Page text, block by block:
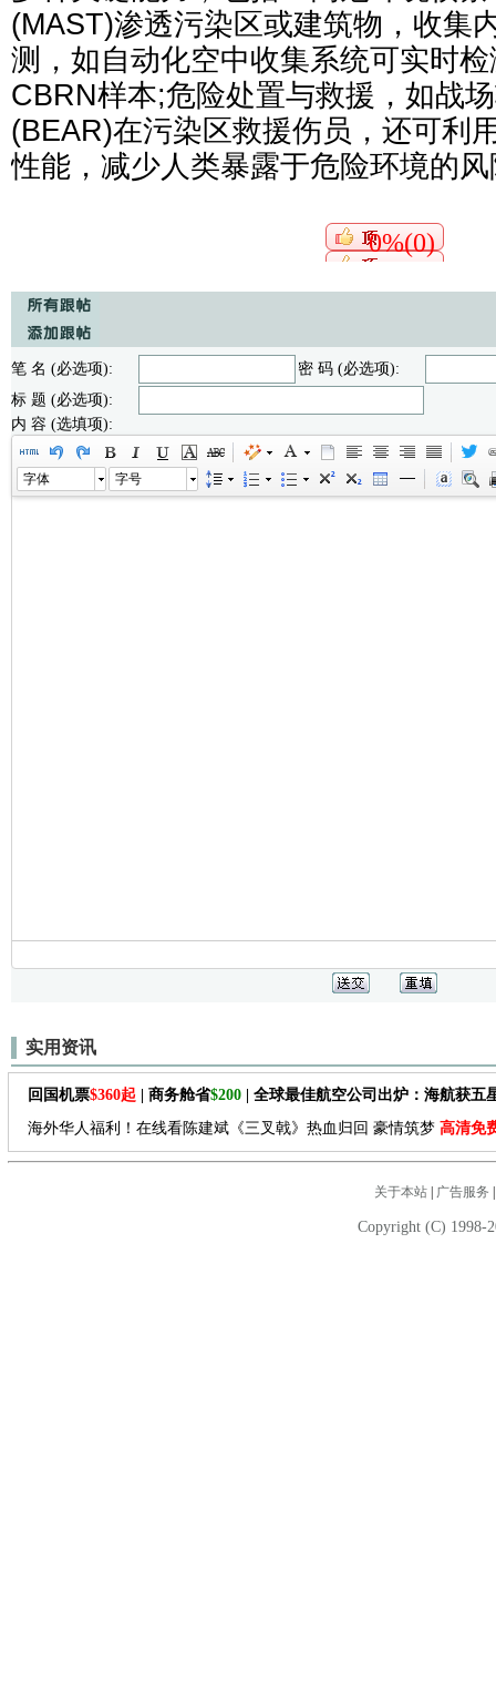
(MAST)渗透污染区或建筑物，收集
测，如自动化空中收集系统可实时
CBRN样本;危险处置与救援，如战
(BEAR)在污染区救援伤员，还可利
性能，减少人类暴露于危险环境的
0%(0)
笔 名 (必选项):
密 码 (必选项):
标 题 (必选项):
内 容 (选填项):
字体 字号
实用资讯
回国机票$360起 | 商务舱省$200 | 全球最佳航空公司出炉：海航获五
海外华人福利！在线看陈建斌《三叉戟》热血归回 豪情筑梦 高清免
关于本站| 广告服务
Copyright (C) 1998-